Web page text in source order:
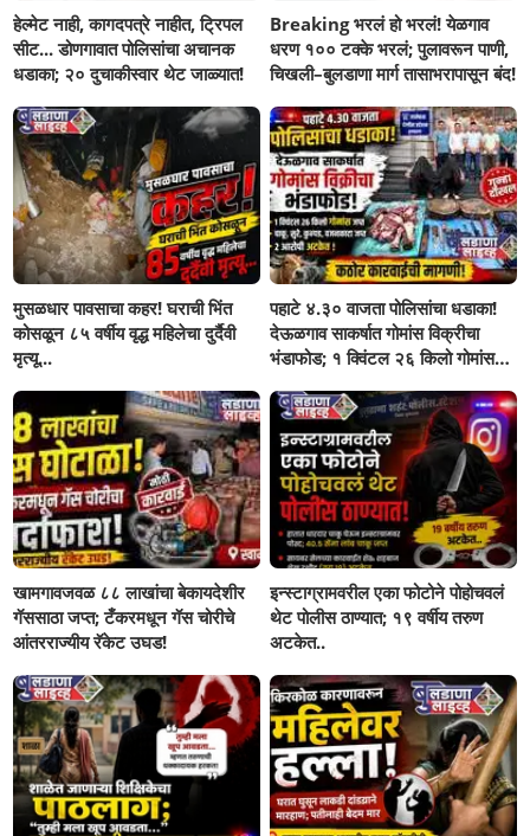
हेल्मेट नाही, कागदपत्रे नाहीत, ट्रिपल
सीट... डोणगावात पोलिसांचा अचानक
धडाका; २० दुचाकीस्वार थेट जाळ्यात!
Breaking भरलं हो भरलं! येळगाव
धरण १०० टक्के भरलं; पुलावरून पाणी,
चिखली–बुलडाणा मार्ग तासाभरापासून बंद!
मुसळधार पावसाचा कहर! घराची भिंत
कोसळून ८५ वर्षीय वृद्ध महिलेचा दुर्दैवी
मृत्यू...
पहाटे ४.३० वाजता पोलिसांचा धडाका!
देऊळगाव साकर्षात गोमांस विक्रीचा
भंडाफोड; १ क्विंटल २६ किलो गोमांस
खामगावजवळ ८८ लाखांचा बेकायदेशीर
गॅससाठा जप्त; टँकरमधून गॅस चोरीचे
आंतरराज्यीय रॅकेट उघड!
इन्स्टाग्रामवरील एका फोटोने पोहोचवलं
थेट पोलीस ठाण्यात; १९ वर्षीय तरुण
अटकेत..